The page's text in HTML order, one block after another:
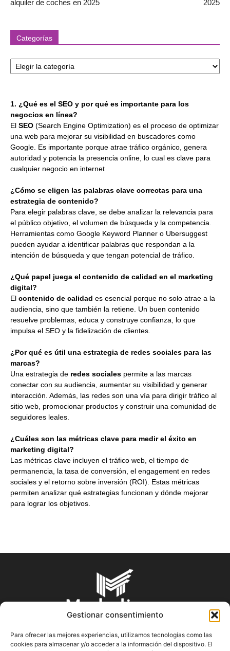
Gestionar consentimiento
Para ofrecer las mejores experiencias, utilizamos tecnologías como las
cookies para almacenar y/o acceder a la información del dispositivo. El
alquiler de coches en 2025
2025
Categorías
1. ¿Qué es el SEO y por qué es importante para los
negocios en línea?
El SEO (Search Engine Optimization) es el proceso de optimizar
una web para mejorar su visibilidad en buscadores como
Google. Es importante porque atrae tráfico orgánico, genera
autoridad y potencia la presencia online, lo cual es clave para
cualquier negocio en internet
¿Cómo se eligen las palabras clave correctas para una
estrategia de contenido?
Para elegir palabras clave, se debe analizar la relevancia para
el público objetivo, el volumen de búsqueda y la competencia.
Herramientas como Google Keyword Planner o Ubersuggest
pueden ayudar a identificar palabras que respondan a la
intención de búsqueda y que tengan potencial de tráfico.
¿Qué papel juega el contenido de calidad en el marketing
digital?
El contenido de calidad es esencial porque no solo atrae a la
audiencia, sino que también la retiene. Un buen contenido
resuelve problemas, educa y construye confianza, lo que
impulsa el SEO y la fidelización de clientes.
¿Por qué es útil una estrategia de redes sociales para las
marcas?
Una estrategia de redes sociales permite a las marcas
conectar con su audiencia, aumentar su visibilidad y generar
interacción. Además, las redes son una vía para dirigir tráfico al
sitio web, promocionar productos y construir una comunidad de
seguidores leales.
¿Cuáles son las métricas clave para medir el éxito en
marketing digital?
Las métricas clave incluyen el tráfico web, el tiempo de
permanencia, la tasa de conversión, el engagement en redes
sociales y el retorno sobre inversión (ROI). Estas métricas
permiten analizar qué estrategias funcionan y dónde mejorar
para lograr los objetivos.